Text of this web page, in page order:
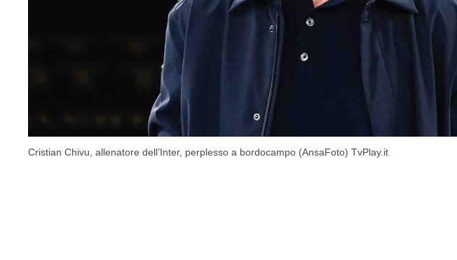
Cristian Chivu, allenatore dell’Inter, perplesso a bordocampo (AnsaFoto) TvPlay.it